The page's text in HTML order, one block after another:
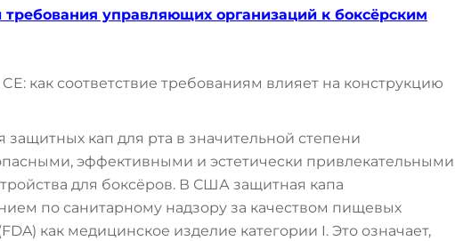
управляющих организаций к боксёрским
как соответствие требованиям влияет на конструкцию
кап для рта в значительной степени
эффективными и эстетически привлекательными
для боксёров. В США защитная капа
по санитарному надзору за качеством пищевых
как медицинское изделие категории I. Это означает,